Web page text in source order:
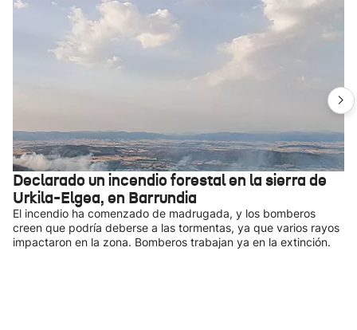
Declarado un incendio forestal en la sierra de
Urkila-Elgea, en Barrundia
El incendio ha comenzado de madrugada, y los bomberos
creen que podría deberse a las tormentas, ya que varios rayos
impactaron en la zona. Bomberos trabajan ya en la extinción.